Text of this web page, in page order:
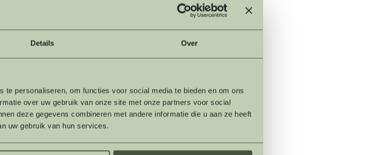
Details Over
te personaliseren, om functies voor social media te bieden en om ons
over uw gebruik van onze site met onze partners voor social
deze gegevens combineren met andere informatie die u aan ze heeft
uw gebruik van hun services.
indooromgeving vind je klimparcoursen en